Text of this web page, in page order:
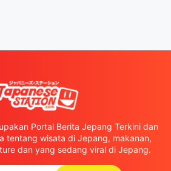
Portal Berita Jepang Terkini dan
tentang wisata di Jepang, makanan,
dan yang sedang viral di Jepang.